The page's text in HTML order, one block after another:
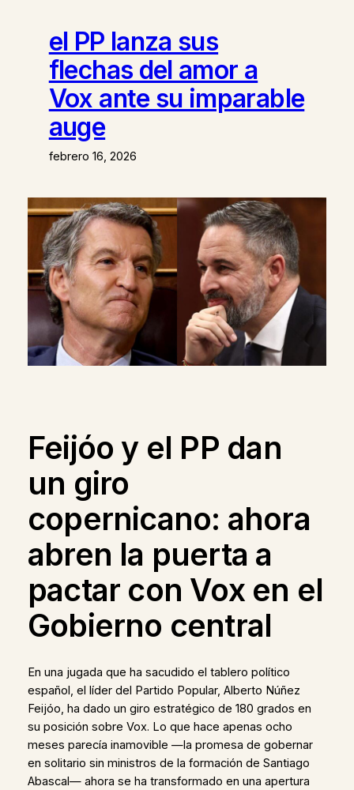
el PP lanza sus
flechas del amor a
Vox ante su imparable
auge
febrero 16, 2026
Feijóo y el PP dan
un giro
copernicano: ahora
abren la puerta a
pactar con Vox en el
Gobierno central
En una jugada que ha sacudido el tablero político
español, el líder del Partido Popular, Alberto Núñez
Feijóo, ha dado un giro estratégico de 180 grados en
su posición sobre Vox. Lo que hace apenas ocho
meses parecía inamovible —la promesa de gobernar
en solitario sin ministros de la formación de Santiago
Abascal— ahora se ha transformado en una apertura